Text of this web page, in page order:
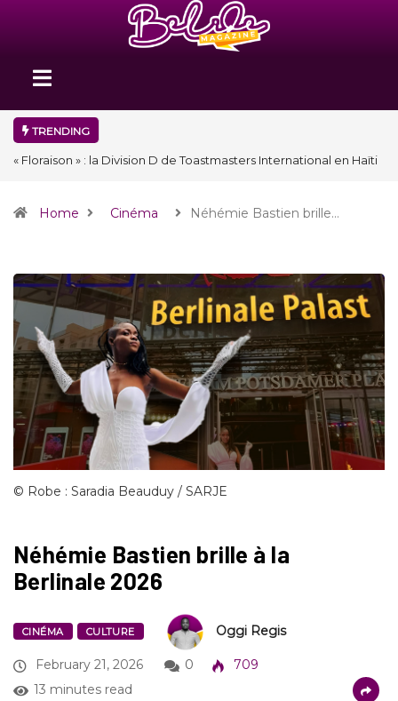
TRENDING
« Floraison » : la Division D de Toastmasters International en Haïti
Home Cinéma Néhémie Bastien brille…
© Robe : Saradia Beauduy / SARJE
Néhémie Bastien brille à la
Berlinale 2026
CINÉMA CULTURE Oggi Regis
February 21, 2026 0
709
13 minutes read